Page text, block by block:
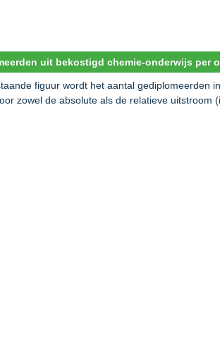
uit bekostigd chemie-onderwijs per
figuur wordt het aantal gediplomeerden
zowel de absolute als de relatieve uitstroom